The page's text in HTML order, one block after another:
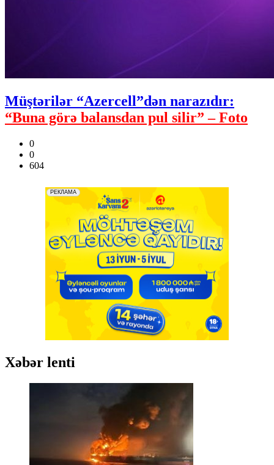
Müştərilər “Azercell”dən narazıdır:
“Buna görə balansdan pul silir” – Foto
0
0
604
Xəbər lenti